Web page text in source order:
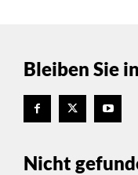
Bleiben Sie
Nicht